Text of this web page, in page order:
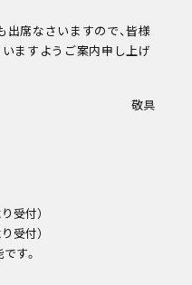
次回
席なさいますので、皆様
ますようご案内申し上げ
敬具
受付）
受付）
す。